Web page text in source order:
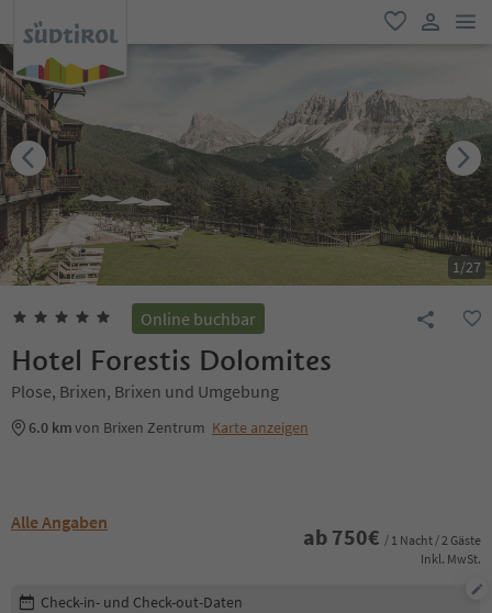
favorit
1/27
Online buchbar
Hotel Forestis Dolomites
Plose, Brixen, Brixen und Umgebung
6.0 kmvon Brixen Zentrum Karte anzeigen
Alle Angaben
ab 750€ / 1 Nacht / 2 Gäste
Inkl. MwSt.
Buchungsdetails bearbeiten
Check-in- und Check-out-Daten